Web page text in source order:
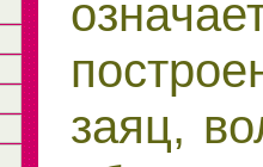
заяц,